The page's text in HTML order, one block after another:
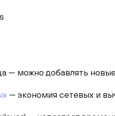
можно добавлять новые
— экономия сетевых и